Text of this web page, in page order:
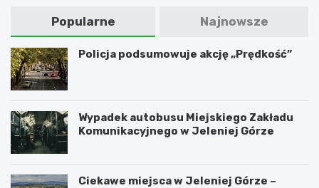
Popularne Najnowsze
Policja podsumowuje akcję „Prędkość”
Wypadek autobusu Miejskiego Zakładu
Komunikacyjnego w Jeleniej Górze
Ciekawe miejsca w Jeleniej Górze –